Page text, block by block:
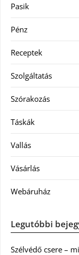
Pasik
Pénz
Receptek
Szolgáltatás
Szórakozás
Táskák
Vallás
Vásárlás
Webáruház
Legutóbbi
Szélvédő csere –